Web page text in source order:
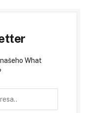
What